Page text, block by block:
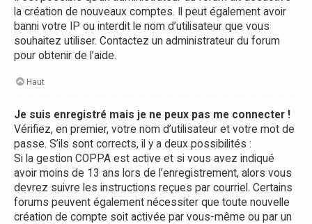
la création de nouveaux comptes. Il peut également avoir
banni votre IP ou interdit le nom d’utilisateur que vous
souhaitez utiliser. Contactez un administrateur du forum
pour obtenir de l’aide.
Haut
Je suis enregistré mais je ne peux pas me connecter !
Vérifiez, en premier, votre nom d’utilisateur et votre mot de
passe. S’ils sont corrects, il y a deux possibilités :
Si la gestion COPPA est active et si vous avez indiqué
avoir moins de 13 ans lors de l’enregistrement, alors vous
devrez suivre les instructions reçues par courriel. Certains
forums peuvent également nécessiter que toute nouvelle
création de compte soit activée par vous-même ou par un